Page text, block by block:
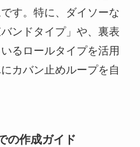
す。特に、ダイソーな
ンドタイプ」や、裏表
るロールタイプを活用
カバン止めループを自
の作成ガイド